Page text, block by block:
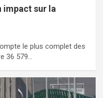
impact sur la
le plus complet des
36 579…